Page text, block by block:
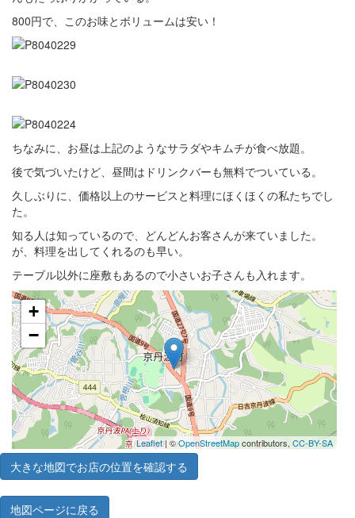
800円で、このお味とボリュームは安い！
ちなみに、お昼は上記のようなサラダやキムチが食べ放題。
後で気づいたけど、昼間はドリンクバーも無料でついている。
久しぶりに、価格以上のサービスと料理にほくほくの私たちでし
た。
知る人は知っているので、どんどんお客さんが来ていました。
が、料理を出してくれるのも早い。
テーブル以外に座敷もあるので小さいお子さんも入れます。
+
−
Leaflet| ©OpenStreetMapcontributors, CC-BY-SA
大きな地図でお店の位置を確認する
地図ページに戻る